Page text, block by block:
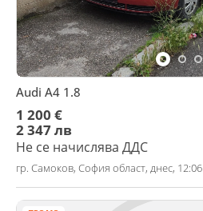
Audi A4 1.8
1 200 €
2 347 лв
Не се начислява ДДС
гр. Самоков, София област, днес, 12:06